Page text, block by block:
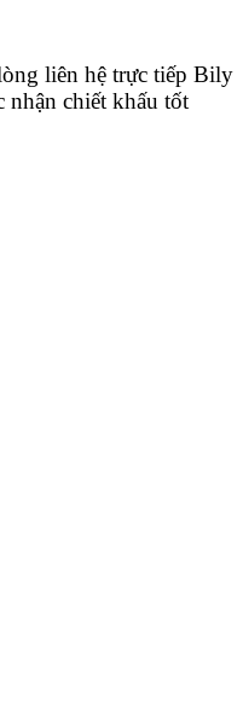
liên hệ trực tiếp Bily
nhận chiết khấu tốt